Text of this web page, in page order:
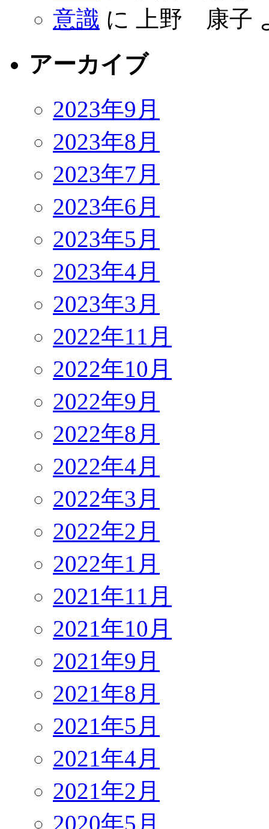
意識 に 上野 康子
アーカイブ
2023年9月
2023年8月
2023年7月
2023年6月
2023年5月
2023年4月
2023年3月
2022年11月
2022年10月
2022年9月
2022年8月
2022年4月
2022年3月
2022年2月
2022年1月
2021年11月
2021年10月
2021年9月
2021年8月
2021年5月
2021年4月
2021年2月
2020年5月